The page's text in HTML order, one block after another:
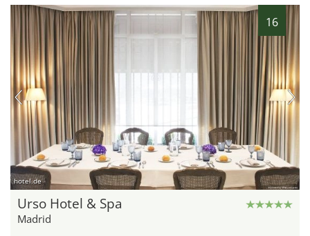
16
hotel.de
Urso Hotel & Spa
Madrid